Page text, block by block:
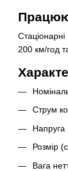
200 км/год
Струм
Напруга
Розмір
Вага